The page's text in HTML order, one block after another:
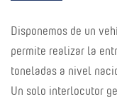
Disponemos de un
permite realizar la
toneladas a nivel
Un solo interlocutor